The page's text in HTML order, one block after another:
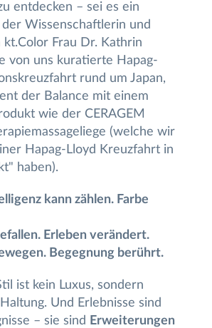
entdecken – sei es ein
Wissenschaftlerin und
Frau Dr. Kathrin
von uns kuratierte Hapag-
rund um Japan,
der Balance mit einem
wie der CERAGEM
(welche wir
Hapag-Lloyd Kreuzfahrt in
haben).
kann zählen. Farbe
Erleben verändert.
Begegnung berührt.
ist kein Luxus, sondern
Und Erlebnisse sind
– sie sind
Erweiterungen